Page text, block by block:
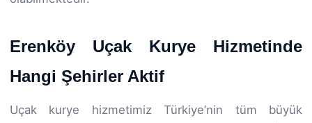
Erenköy Uçak Kurye Hizmetinde
Hangi Şehirler Aktif
Uçak kurye hizmetimiz Türkiye’nin tüm büyük